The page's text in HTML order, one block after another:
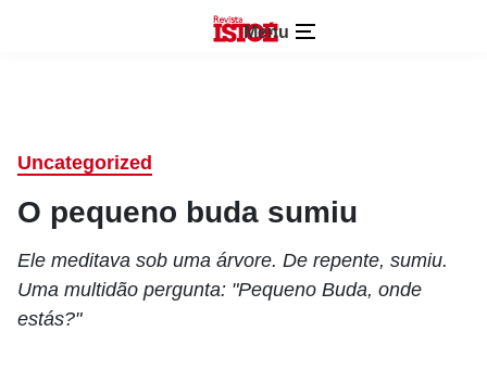
Menu
Uncategorized
O pequeno buda sumiu
Ele meditava sob uma árvore. De repente, sumiu.
Uma multidão pergunta: "Pequeno Buda, onde
estás?"